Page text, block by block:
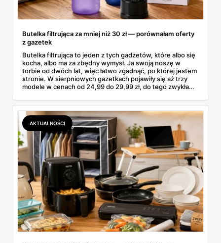
Butelka filtrująca za mniej niż 30 zł — porównałam oferty
z gazetek
Butelka filtrująca to jeden z tych gadżetów, które albo się
kocha, albo ma za zbędny wymysł. Ja swoją noszę w
torbie od dwóch lat, więc łatwo zgadnąć, po której jestem
stronie. W sierpniowych gazetkach pojawiły się aż trzy
modele w cenach od 24,99 do 29,99 zł, do tego zwykła
wszystkie oferty i policzyłam, kiedy taki zakup faktycznie
się opłaca.
AKTUALNOŚCI